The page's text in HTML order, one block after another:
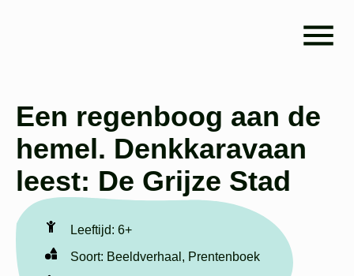
Een regenboog aan de
hemel. Denkkaravaan
leest: De Grijze Stad
Leeftijd: 6+
Soort: Beeldverhaal , Prentenboek